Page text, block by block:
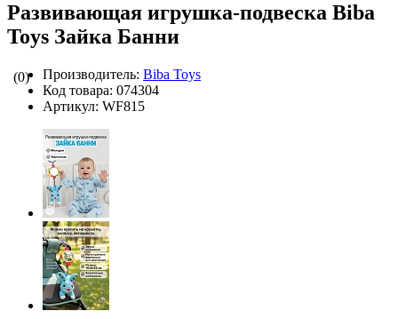
Развивающая игрушка-подвеска Biba
Toys Зайка Банни
(0) Производитель: Biba Toys
Код товара: 074304
Артикул: WF815